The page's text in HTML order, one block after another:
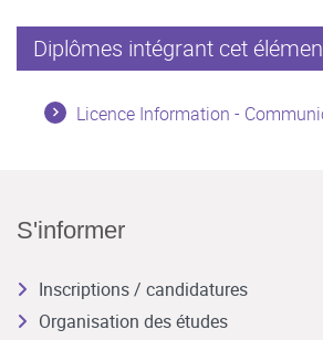
Diplômes intégrant cet
Licence Information -
S'informer
Inscriptions / candidatures
Organisation des études